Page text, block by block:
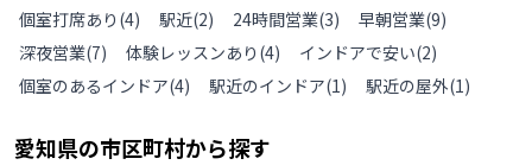
個室打席あり (4) 駅近(2) 24時間営業(3) 早朝営業(9)
深夜営業(7) 体験レッスンあり (4) インドアで安い(2)
個室のあるインドア(4) 駅近のインドア(1) 駅近の屋外(1)
愛知県の市区町村から探す